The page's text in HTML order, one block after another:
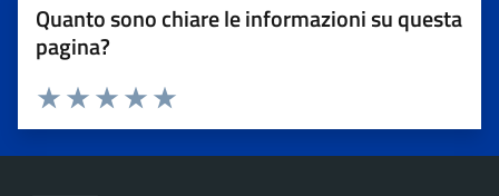
Quanto sono chiare le informazioni su questa
pagina?
Valuta 5 stelle su 5
Valuta 4 stelle su 5
Valuta 3 stelle su 5
Valuta 2 stelle su 5
Valuta 1 stelle su 5